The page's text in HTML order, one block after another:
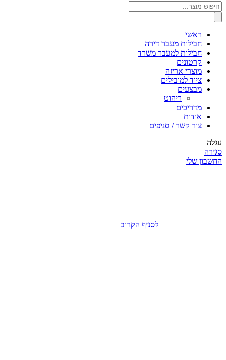
Products
search
ראשי
חבילות מעבר דירה
חבילות למעבר משרד
קרטונים
מוצרי אריזה
ציוד למובילים
מבצעים
ריהוט
מדריכים
אודות
צור קשר / סניפים
עגלה
סגירה
החשבון שלי
לסניף הקרוב